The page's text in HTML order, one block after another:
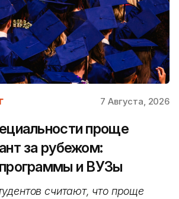
7 Августа, 2026
проще
за рубежом:
и ВУЗы
считают, что проще